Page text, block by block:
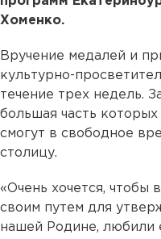
Хоменко.
Вручение медалей и
культурно-
течение трех недель.
большая часть которых
смогут в свободное
столицу.
«Очень хочется,
своим путем для
нашей Родине, любили